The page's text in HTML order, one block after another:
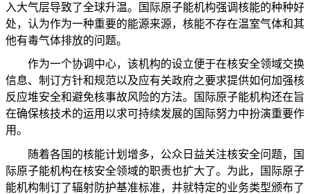
入大气层导致了全球升温。国际原子能机构强调核能的种种好
处，认为作为一种重要的能源来源，核能不存在温室气体和其
他有毒气体排放的问题。
作为一个协调中心，该机构的设立便于在核安全领域交换
信息、制订方针和规范以及应有关政府之要求提供如何加强核
反应堆安全和避免核事故风险的方法。国际原子能机构还在旨
在确保核技术的运用以求可持续发展的国际努力中扮演重要作
用。
随着各国的核能计划增多，公众日益关注核安全问题，国
际原子能机构在核安全领域的职责也扩大了。为此，国际原子
能机构制订了辐射防护基准标准，并就特定的业务类型颁布了